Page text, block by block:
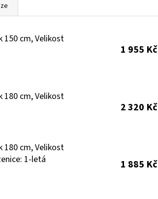
150 cm, Velikost
1 955 Kč
180 cm, Velikost
2 320 Kč
180 cm, Velikost
1-letá
1 885 Kč